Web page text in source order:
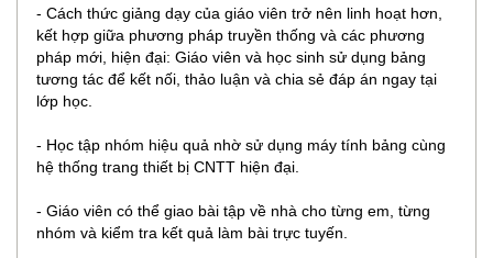
- Cách thức giảng dạy của giáo viên trở nên linh hoạt hơn,
kết hợp giữa phương pháp truyền thống và các phương
pháp mới, hiện đại: Giáo viên và học sinh sử dụng bảng
tương tác để kết nối, thảo luận và chia sẻ đáp án ngay tại
lớp học.
- Học tập nhóm hiệu quả nhờ sử dụng máy tính bảng cùng
hệ thống trang thiết bị CNTT hiện đại.
- Giáo viên có thể giao bài tập về nhà cho từng em, từng
nhóm và kiểm tra kết quả làm bài trực tuyến.